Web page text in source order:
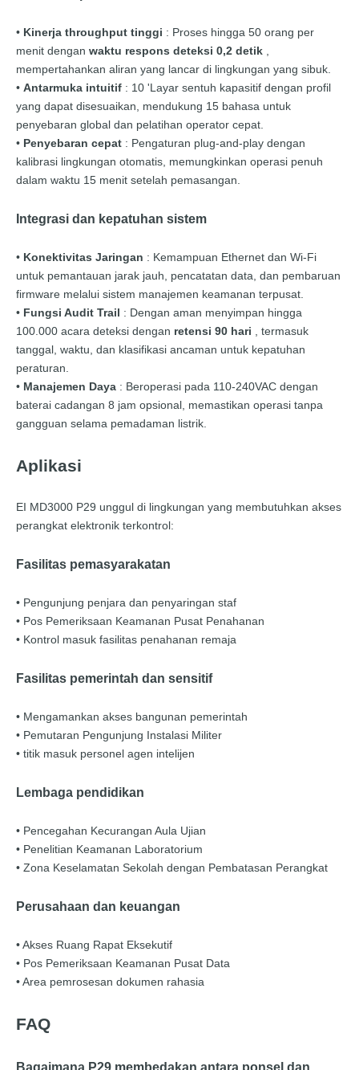
• Kinerja throughput tinggi : Proses hingga 50 orang per
menit dengan waktu respons deteksi 0,2 detik
mempertahankan aliran yang lancar di lingkungan yang sibuk.
• Antarmuka intuitif : 10 'Layar sentuh kapasitif dengan profil
yang dapat disesuaikan, mendukung 15 bahasa untuk
penyebaran global dan pelatihan operator cepat.
• Penyebaran cepat : Pengaturan plug-and-play dengan
kalibrasi lingkungan otomatis, memungkinkan operasi penuh
dalam waktu 15 menit setelah pemasangan.
Integrasi dan kepatuhan sistem
• Konektivitas Jaringan : Kemampuan Ethernet dan Wi-Fi
untuk pemantauan jarak jauh, pencatatan data, dan pembaruan
firmware melalui sistem manajemen keamanan terpusat.
• Fungsi Audit Trail : Dengan aman menyimpan hingga
100.000 acara deteksi dengan retensi 90 hari
, termasuk
tanggal, waktu, dan klasifikasi ancaman untuk kepatuhan
peraturan.
• Manajemen Daya : Beroperasi pada 110-240VAC dengan
baterai cadangan 8 jam opsional, memastikan operasi tanpa
gangguan selama pemadaman listrik.
Aplikasi
EI MD3000 P29 unggul di lingkungan yang membutuhkan akses
perangkat elektronik terkontrol:
Fasilitas pemasyarakatan
• Pengunjung penjara dan penyaringan staf
• Pos Pemeriksaan Keamanan Pusat Penahanan
• Kontrol masuk fasilitas penahanan remaja
Fasilitas pemerintah dan sensitif
• Mengamankan akses bangunan pemerintah
• Pemutaran Pengunjung Instalasi Militer
• titik masuk personel agen intelijen
Lembaga pendidikan
• Pencegahan Kecurangan Aula Ujian
• Penelitian Keamanan Laboratorium
• Zona Keselamatan Sekolah dengan Pembatasan Perangkat
Perusahaan dan keuangan
• Akses Ruang Rapat Eksekutif
• Pos Pemeriksaan Keamanan Pusat Data
• Area pemrosesan dokumen rahasia
FAQ
Bagaimana P29 membedakan antara ponsel dan